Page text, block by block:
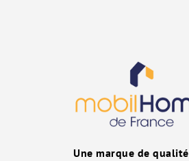
Une marque de qualité